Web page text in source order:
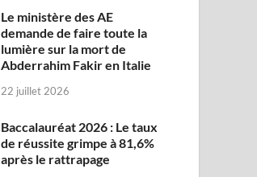
Le ministère des AE
demande de faire toute la
lumière sur la mort de
Abderrahim Fakir en Italie
22 juillet 2026
Baccalauréat 2026 : Le taux
de réussite grimpe à 81,6%
après le rattrapage